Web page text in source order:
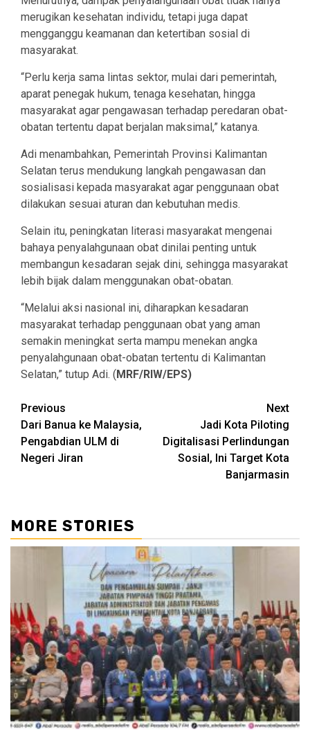
merugikan kesehatan individu, tetapi juga dapat
mengganggu keamanan dan ketertiban sosial di
masyarakat.
“Perlu kerja sama lintas sektor, mulai dari pemerintah,
aparat penegak hukum, tenaga kesehatan, hingga
masyarakat agar pengawasan terhadap peredaran obat-
obatan tertentu dapat berjalan maksimal,” katanya.
Adi menambahkan, Pemerintah Provinsi Kalimantan
Selatan terus mendukung langkah pengawasan dan
sosialisasi kepada masyarakat agar penggunaan obat
dilakukan sesuai aturan dan kebutuhan medis.
Selain itu, peningkatan literasi masyarakat mengenai
bahaya penyalahgunaan obat dinilai penting untuk
membangun kesadaran sejak dini, sehingga masyarakat
lebih bijak dalam menggunakan obat-obatan.
“Melalui aksi nasional ini, diharapkan kesadaran
masyarakat terhadap penggunaan obat yang aman
semakin meningkat serta mampu menekan angka
penyalahgunaan obat-obatan tertentu di Kalimantan
Selatan,” tutup Adi. (MRF/RIW/EPS)
Continue
Reading
Previous
Dari Banua ke Malaysia,
Pengabdian ULM di
Negeri Jiran
Next
Jadi Kota Piloting
Digitalisasi Perlindungan
Sosial, Ini Target Kota
Banjarmasin
MORE STORIES